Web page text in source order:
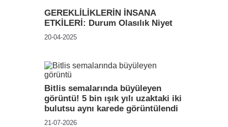
GEREKLİLİKLERİN İNSANA
ETKİLERİ: Durum Olasılık Niyet
20-04-2025
Bitlis semalarında büyüleyen
görüntü! 5 bin ışık yılı uzaktaki iki
bulutsu aynı karede görüntülendi
21-07-2026